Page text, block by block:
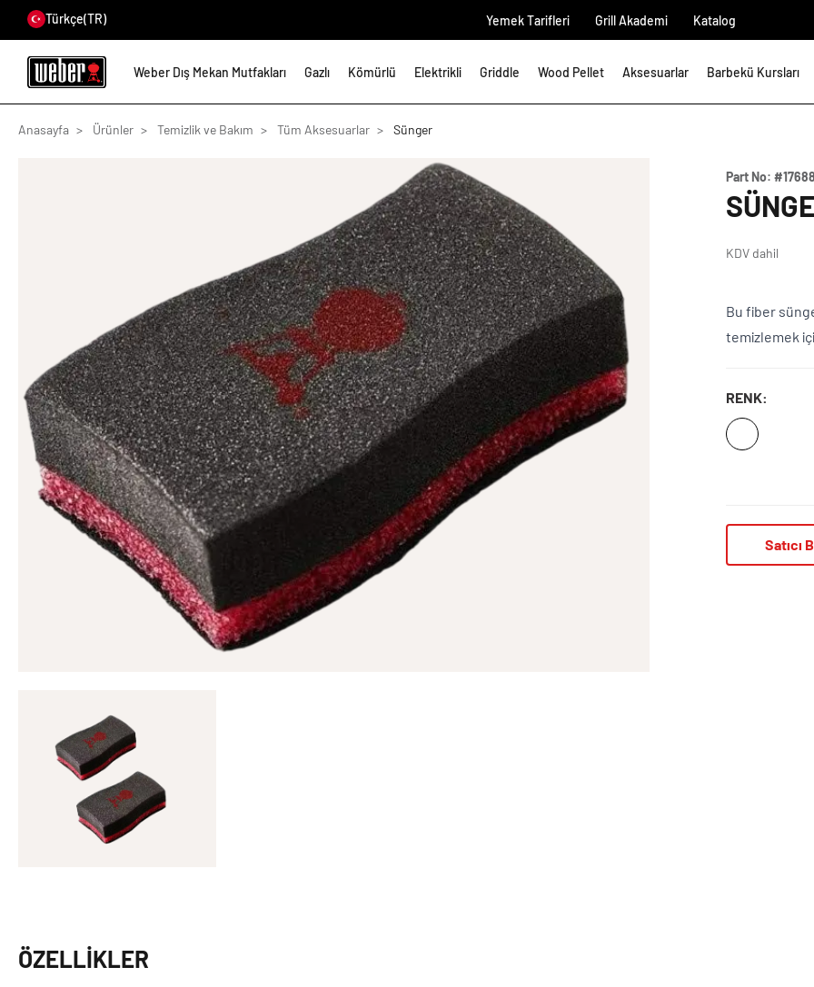
Türkçe(TR) Yemek Tarifleri Grill Akademi Katalog
Weber Dış Mekan Mutfakları Gazlı Kömürlü Elektrikli Griddle Wood Pellet Aksesuarlar Barbekü Kursları
Anasayfa Ürünler Temizlik ve Bakım Tüm Aksesuarlar Sünger
Part No:
KDV dahil
Bu fiber
temizlemek
RENK:
Satıcı
ÖZELLIKLER